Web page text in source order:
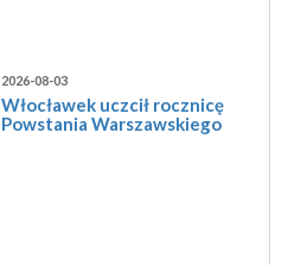
2026-08-03
Włocławek uczcił rocznicę
Powstania Warszawskiego